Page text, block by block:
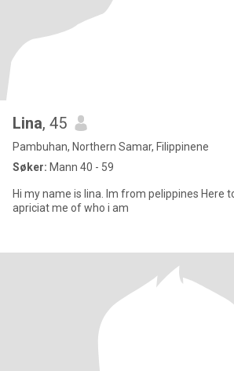
Lina, 45
Pambuhan, Northern Samar, Filippinene
Søker: Mann 40 - 59
Hi my name is lina. Im from pelippines Here
apriciat me of who i am